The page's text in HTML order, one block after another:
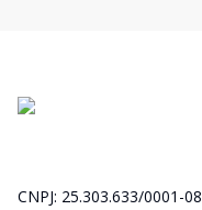
CNPJ: 25.303.633/0001-08